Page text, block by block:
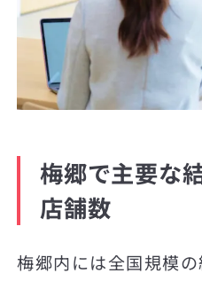
梅郷で主要な
店舗数
梅郷内には全国規模